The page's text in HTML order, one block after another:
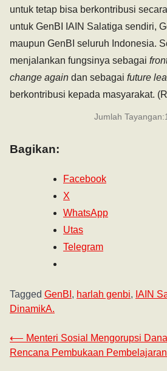
untuk tetap bisa berkontribusi
untuk GenBI IAIN Salatiga sendiri,
maupun GenBI seluruh Indonesia.
menjalankan fungsinya sebagai
change again dan sebagai future
berkontribusi kepada masyarakat.
Jumlah Tayangan:
Bagikan:
Facebook
X
WhatsApp
Utas
Telegram
Tagged GenBI , harlah genbi, IAIN
DinamikA.
⟵ Menteri Sosial Mengorupsi
Rencana Pembukaan